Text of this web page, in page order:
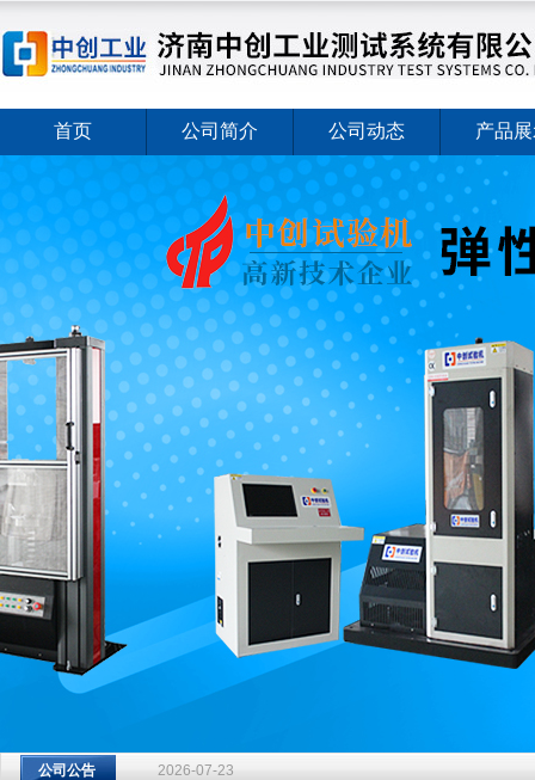
济南中创工业测试系统有限公司
首页 公司简介 公司动态 产品
公司公告
2026-07-23